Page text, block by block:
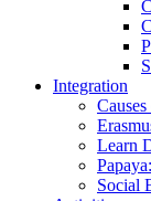
Integration
Learn
Social